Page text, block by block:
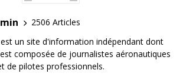
2506 Articles
un site d'information indépendant dont
composée de journalistes aéronautiques
de pilotes professionnels.